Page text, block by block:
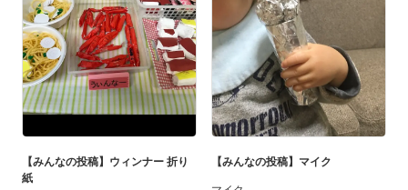
【みんなの投稿】ウィンナー 折り
紙
【みんなの投稿】マイク